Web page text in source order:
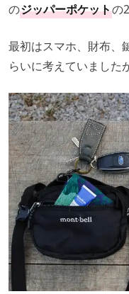
のジッパーポケットの
最初はスマホ、財布、
らいに考えていまし